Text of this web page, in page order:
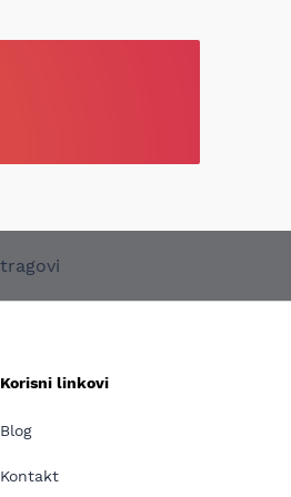
Korisni linkovi
Blog
Kontakt